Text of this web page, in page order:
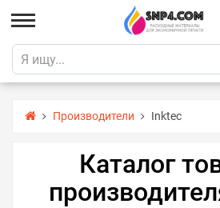
Производители Inktec
Каталог